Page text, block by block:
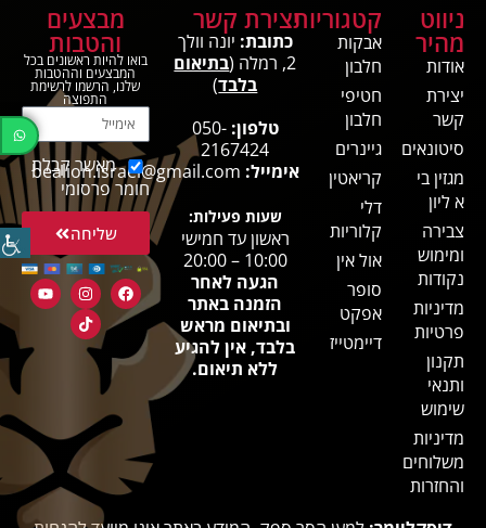
ניווט
מהיר
אודות
יצירת
קשר
סיטונאים
מגזין בי
א ליון
צבירה
ומימוש
נקודות
מדיניות
פרטיות
תקנון
ותנאי
שימוש
מדיניות
משלוחים
והחזרות
קטגוריות
אבקות
חלבון
חטיפי
חלבון
גיינרים
קריאטין
דלי
קלוריות
אול אין
סופר
אפקט
דיימטייז
יצירת קשר
כתובת: יונה וולך
2, רמלה (
בתיאום
בלבד)
טלפון: 050-
2167424
אימייל: bealion.israel@gmail.com
שעות פעילות:
ראשון עד חמישי
10:00 – 20:00
הגעה לאחר
הזמנה באתר
ובתיאום מראש
בלבד, אין להגיע
ללא תיאום.
מבצעים
והטבות
בואו להיות ראשונים בכל
המבצעים וההטבות
שלנו, הרשמו לרשימת
התפוצה
מאשר קבלת
חומר פרסומי
שליחה